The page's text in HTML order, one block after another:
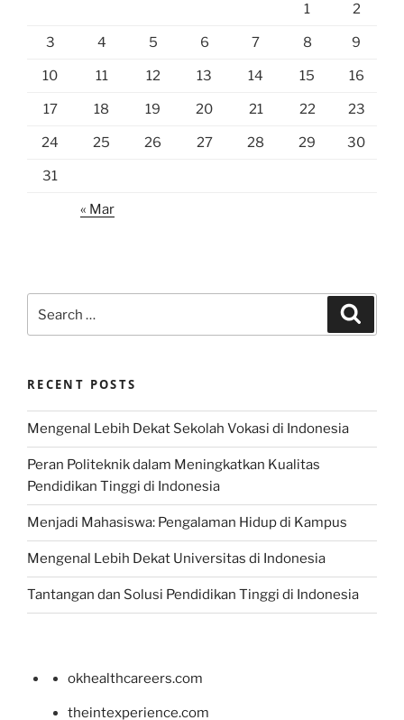
1 2
3 4 5 6 7 8 9
10 11 12 13 14 15 16
17 18 19 20 21 22 23
24 25 26 27 28 29 30
31
« Mar
for:
RECENT POSTS
Mengenal Lebih Dekat Sekolah Vokasi di Indonesia
Peran Politeknik dalam Meningkatkan Kualitas
Pendidikan Tinggi di Indonesia
Menjadi Mahasiswa: Pengalaman Hidup di Kampus
Mengenal Lebih Dekat Universitas di Indonesia
Tantangan dan Solusi Pendidikan Tinggi di Indonesia
okhealthcareers.com
theintexperience.com